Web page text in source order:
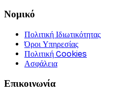
Νομικό
Πολιτική Ιδιωτικότητας
Όροι Υπηρεσίας
Πολιτική Cookies
Ασφάλεια
Επικοινωνία